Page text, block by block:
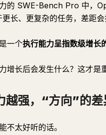
的 SWE-Bench Pro 中，
更长、更复杂的任务，差距
一个执行能力呈指数级增长
增长后会发生什么？这才是
越强，“方向”的
不太好听的话。